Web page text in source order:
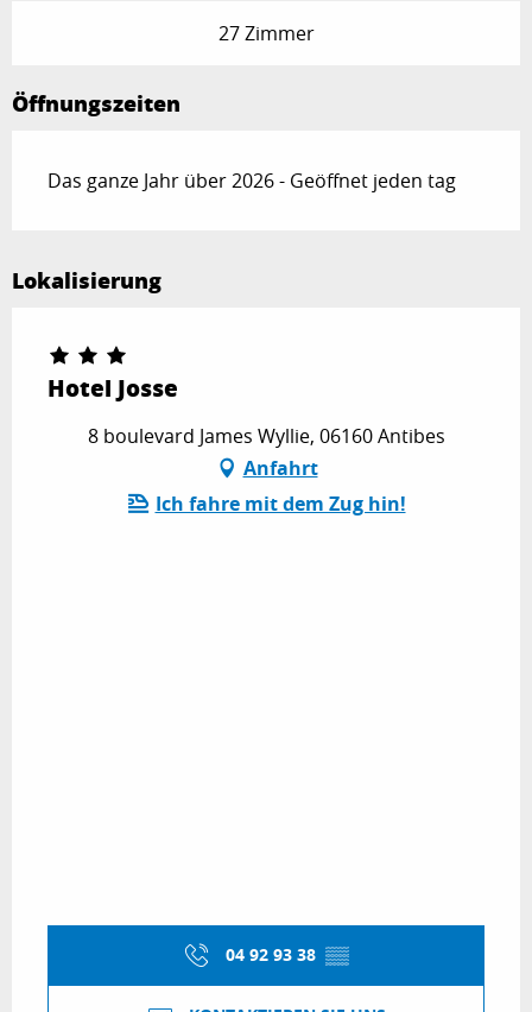
27 Zimmer
Öffnungszeiten
Das ganze Jahr über 2026 - Geöffnet jeden tag
Lokalisierung
Hotel Josse
8 boulevard James Wyllie, 06160 Antibes
Anfahrt
Ich fahre mit dem Zug hin!
04 92 93 38 ▒▒